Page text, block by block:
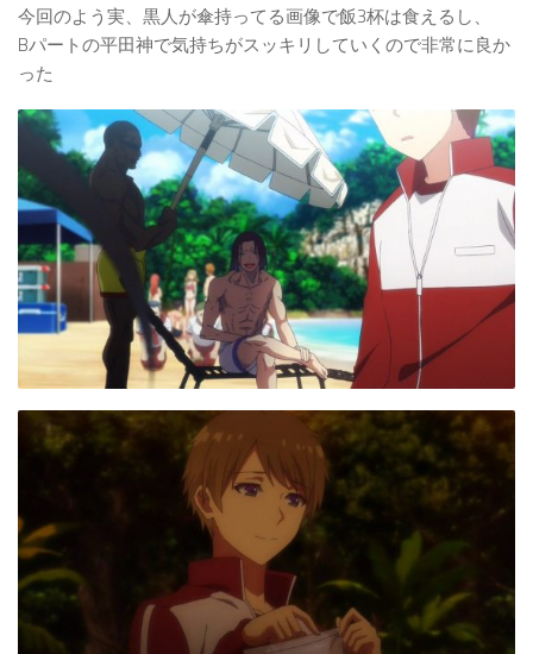
今回のよう実、黒人が傘持ってる画像で飯3杯は食えるし、
Bパートの平田神で気持ちがスッキリしていくので非常に良か
った